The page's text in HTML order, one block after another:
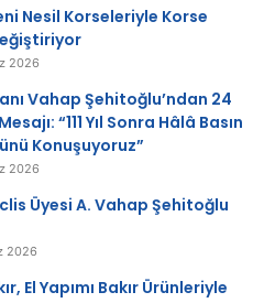
Nesil Korseleriyle Korse
2026
Vahap Şehitoğlu’ndan 24
“111 Yıl Sonra Hâlâ Basın
Konuşuyoruz”
2026
Üyesi A. Vahap Şehitoğlu
2026
El Yapımı Bakır Ürünleriyle